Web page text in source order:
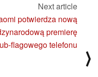
Next article
potwierdza nową
premierę
flagowego telefonu
⟩